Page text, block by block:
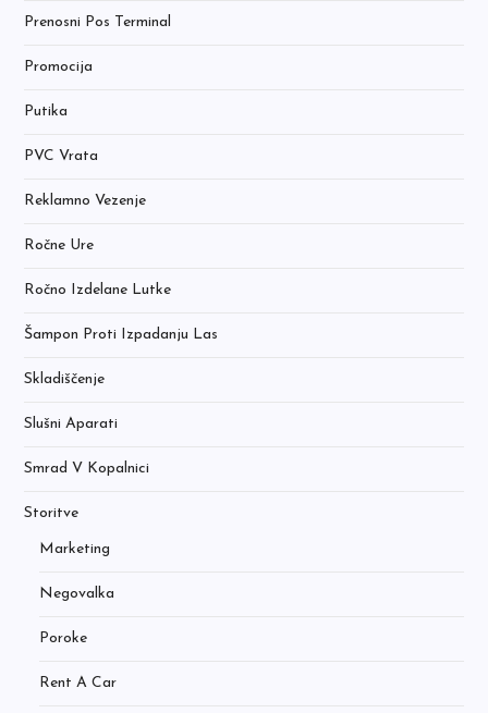
Prenosni Pos Terminal
Promocija
Putika
PVC Vrata
Reklamno Vezenje
Ročne Ure
Ročno Izdelane Lutke
Šampon Proti Izpadanju Las
Skladiščenje
Slušni Aparati
Smrad V Kopalnici
Storitve
Marketing
Negovalka
Poroke
Rent A Car